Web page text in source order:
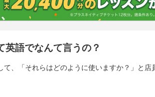
英語でなんて言うの？
て、「それらはどのように使いますか？」と店